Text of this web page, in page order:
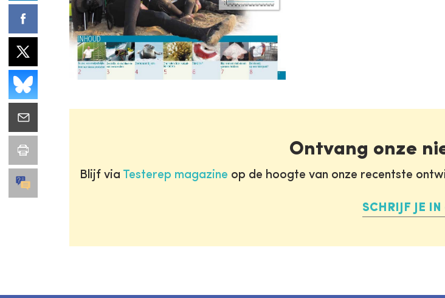
Ontvang onze
Blijf via Testerep magazine op de hoogte van onze recentste
SCHRIJF JE IN